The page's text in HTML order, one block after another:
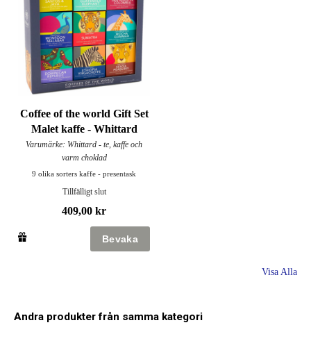
Coffee of the world Gift Set
Malet kaffe - Whittard
Varumärke: Whittard - te, kaffe och
varm choklad
9 olika sorters kaffe - presentask
Tillfälligt slut
409,00 kr
Visa Alla
Andra produkter från samma kategori